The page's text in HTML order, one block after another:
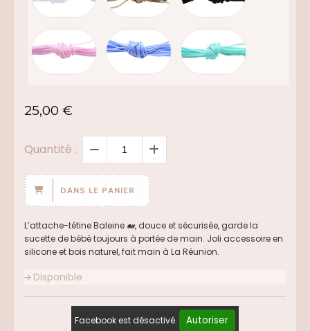
25,00 €
Quantité :
DANS LE PANIER
L’attache-tétine Baleine 🐋, douce et sécurisée, garde la
sucette de bébé toujours à portée de main. Joli accessoire en
silicone et bois naturel, fait main à La Réunion.
Disponible
Facebook est désactivé. Autoriser